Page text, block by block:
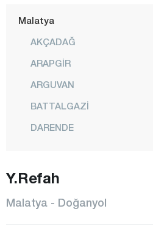
Malatya
AKÇADAĞ
ARAPGİR
ARGUVAN
BATTALGAZİ
DARENDE
DOĞANYOL
HEKİMHAN
Y.Refah
Malatya - Doğanyol